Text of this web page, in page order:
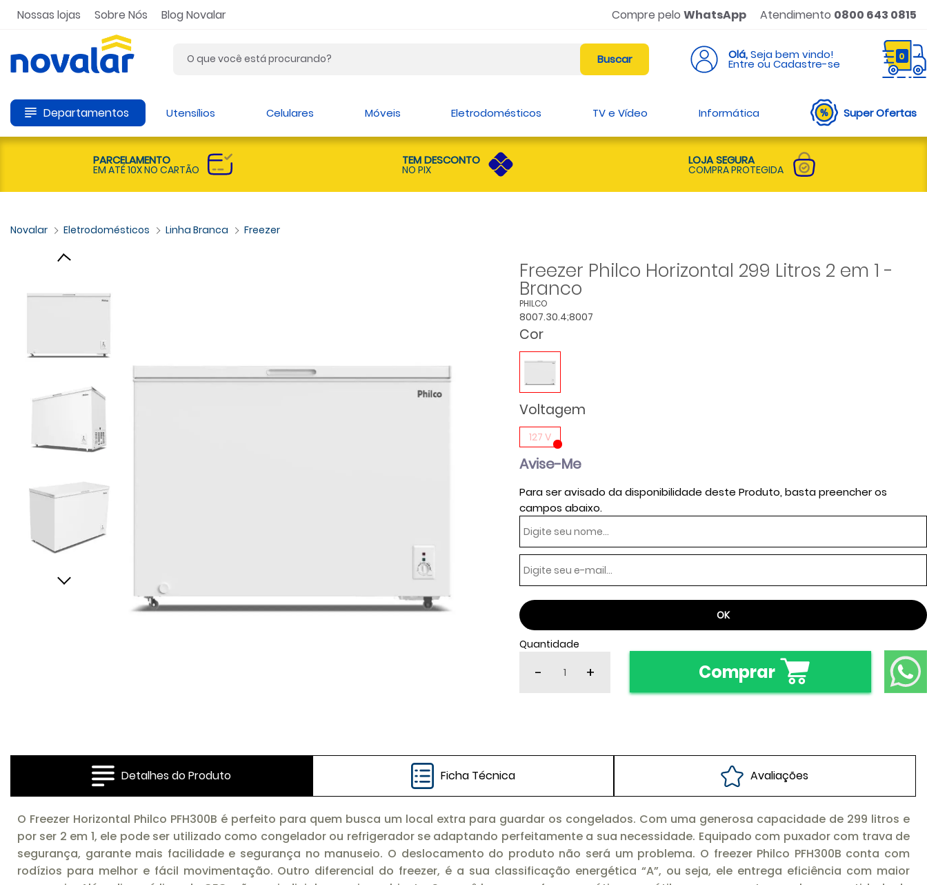
Nossas lojas Sobre Nós Blog Novalar Compre pelo WhatsApp Atendimento 0800 643 0815
Olá,Seja bem vindo!
Entre ou Cadastre-se
0
Departamentos Utensílios Celulares Móveis Eletrodomésticos TV e Vídeo Informática Super Ofertas
PARCELAMENTO
EM ATÉ 10X NO CARTÃO
TEM DESCONTO
NO PIX
LOJA SEGURA
COMPRA PROTEGIDA
Eletrodomésticos Linha Branca Freezer
Freezer Philco Horizontal 299 Litros 2 em 1 -
Branco
PHILCO
8007.30.4;8007
Cor
Voltagem
127 V
Avise-Me
Para ser avisado da disponibilidade deste Produto, basta preencher os
campos abaixo.
Quantidade
- + Comprar
Detalhes do Produto Ficha Técnica Avaliações
O Freezer Horizontal Philco PFH300B é perfeito para quem busca um local extra para guardar os congelados. Com uma generosa capacidade de 299 litros e
por ser 2 em 1, ele pode ser utilizado como congelador ou refrigerador se adaptando perfeitamente a sua necessidade. Equipado com puxador com trava de
segurança, garante mais facilidade e segurança no manuseio. O deslocamento do produto não será um problema. O freezer Philco PFH300B conta com
rodízios para melhor e fácil movimentação. Outro diferencial do freezer, é a sua classificação energética “A”, ou seja, ele entrega eficiência com maior